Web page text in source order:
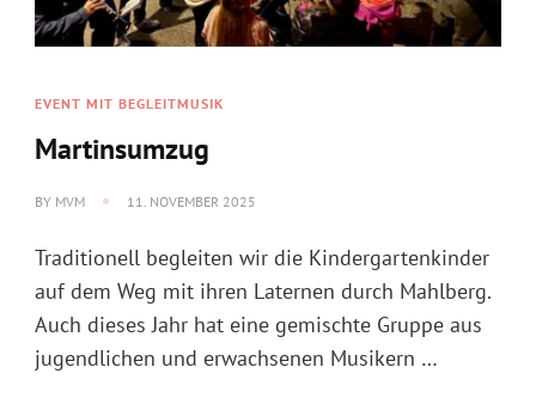
EVENT MIT BEGLEITMUSIK
Martinsumzug
BY MVM 11. NOVEMBER 2025
Traditionell begleiten wir die Kindergartenkinder
auf dem Weg mit ihren Laternen durch Mahlberg.
Auch dieses Jahr hat eine gemischte Gruppe aus
jugendlichen und erwachsenen Musikern …